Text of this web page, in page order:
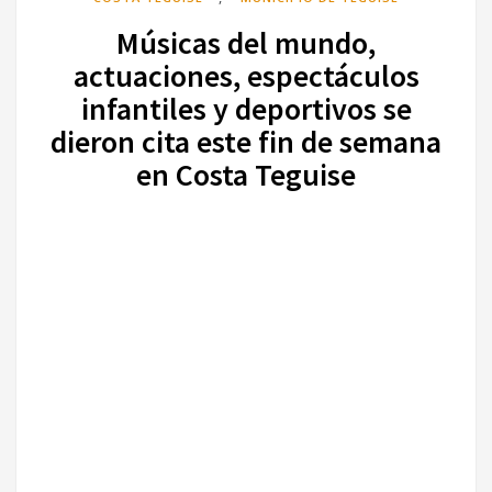
Músicas del mundo,
actuaciones, espectáculos
infantiles y deportivos se
dieron cita este fin de semana
en Costa Teguise